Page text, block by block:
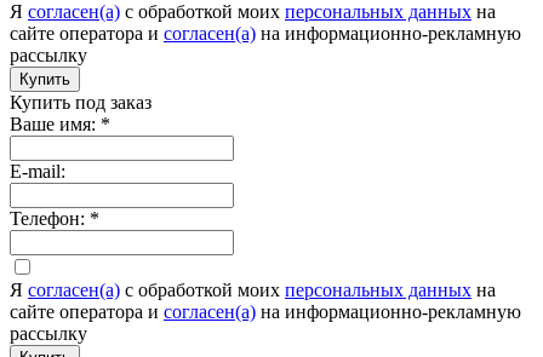
Я согласен(а) c обработкой моих персональных данных на
сайте оператора и согласен(а) на информационно-рекламную
рассылку
Купить
Купить под заказ
Ваше имя: *
E-mail:
Телефон: *
Я согласен(а) c обработкой моих персональных данных на
сайте оператора и согласен(а) на информационно-рекламную
рассылку